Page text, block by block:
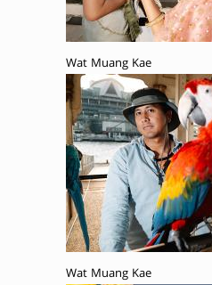
Wat Muang Kae
Wat Muang Kae